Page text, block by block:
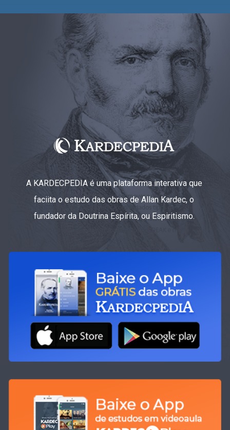
A KARDECPEDIA é uma plataforma interativa que
faciita o estudo das obras de Allan Kardec, o
fundador da Doutrina Espírita, ou Espiritismo.